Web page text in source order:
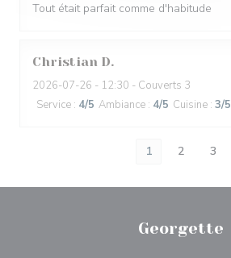
Tout était parfait comme d'habitude
Christian D
2026-07-26 - 12:30 - Couverts 3
Service : 4/5 Ambiance : 4/5 Cuisine : 3/5
1 2 3
Georgette